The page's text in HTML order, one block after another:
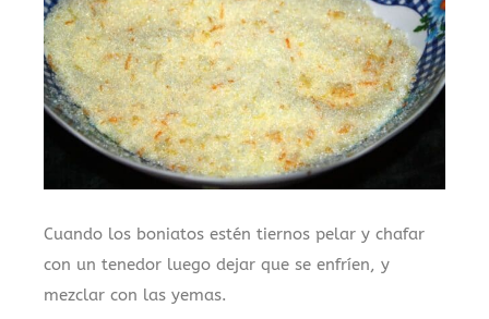
Cuando los boniatos estén tiernos pelar y chafar
con un tenedor luego dejar que se enfríen, y
mezclar con las yemas.